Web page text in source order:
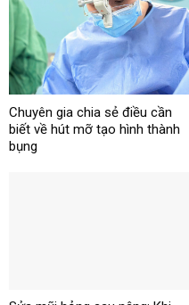
Chuyên gia chia sẻ điều cần
biết về hút mỡ tạo hình thành
bụng